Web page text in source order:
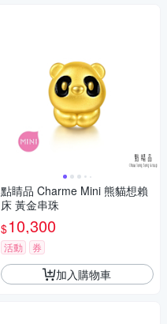
點睛品 Charme Mini 熊貓想賴
床 黃金串珠
$10,300
活動 券
加入購物車